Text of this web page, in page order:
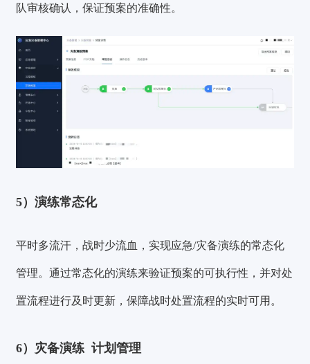
队审核确认，保证预案的准确性。
5）演练常态化
平时多流汗，战时少流血，实现应急/灾备演练的常态化
管理。通过常态化的演练来验证预案的可执行性，并对处
置流程进行及时更新，保障战时处置流程的实时可用 。
6） 灾备演练 计划管理
验证码登录 密码登录